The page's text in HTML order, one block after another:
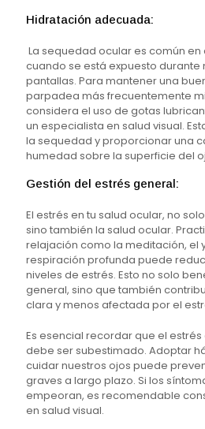
Hidratación adecuada:
La sequedad ocular es común
cuando se está expuesto durante
pantallas. Para mantener una
parpadea más frecuentemente
considera el uso de gotas
un especialista en salud visual.
la sequedad y proporcionar una
humedad sobre la superficie del
Gestión del estrés general:
El estrés en tu salud ocular, no
sino también la salud ocular.
relajación como la meditación, el
respiración profunda puede
niveles de estrés. Esto no solo
general, sino que también
clara y menos afectada por el
Es esencial recordar que el
debe ser subestimado. Adoptar
cuidar nuestros ojos puede
graves a largo plazo. Si los
empeoran, es recomendable
en salud visual.